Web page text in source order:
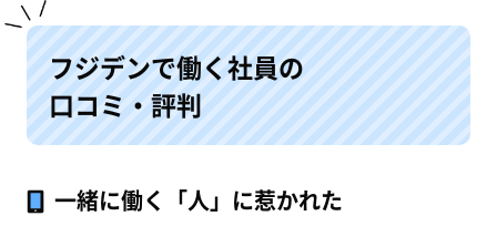
フジデンで働く社員の
口コミ・評判
一緒に働く「人」に惹かれた